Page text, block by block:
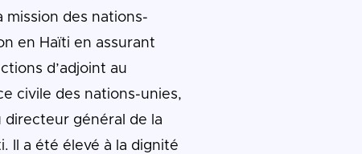
mission des nations-
en Haïti en assurant
d’adjoint au
civile des nations-unies,
général de la
Il a été élevé à la dignité